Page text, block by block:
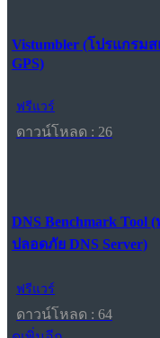
Vistumbler (โปรแกรม
GPS)
ฟรีแวร์
ดาวน์โหลด : 26
DNS Benchmark Tool
ปลอดภัย DNS Server)
ฟรีแวร์
ดาวน์โหลด : 64